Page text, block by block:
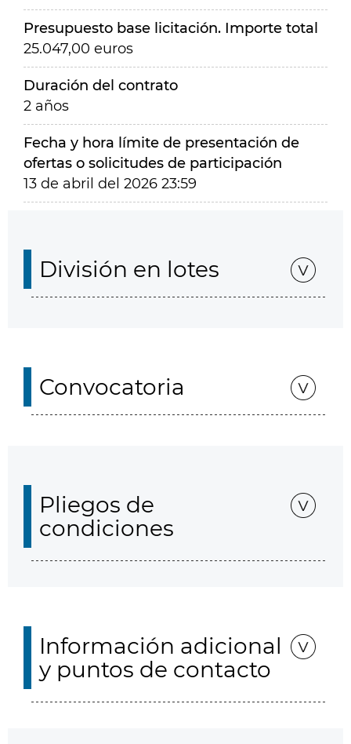
Presupuesto base licitación. Importe total
25.047,00 euros
Duración del contrato
2 años
Fecha y hora límite de presentación de
ofertas o solicitudes de participación
13 de abril del 2026 23:59
División en lotes
Convocatoria
Pliegos de
condiciones
Información adicional
y puntos de contacto